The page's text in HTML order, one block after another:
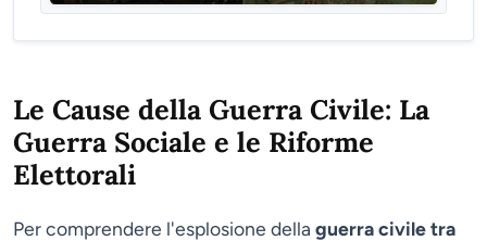
Le Cause della Guerra Civile: La
Guerra Sociale e le Riforme
Elettorali
Per comprendere l'esplosione della guerra civile tra